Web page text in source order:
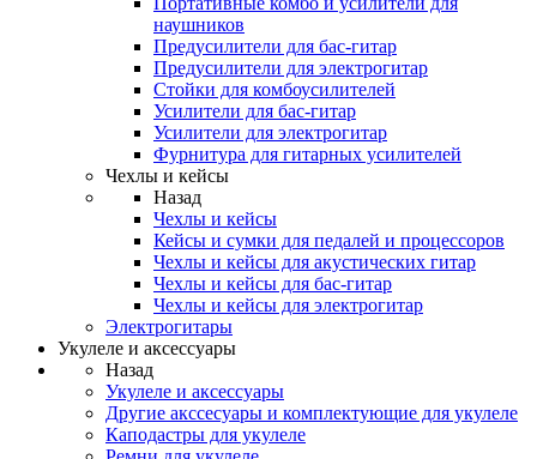
наушников
Предусилители для бас-гитар
Предусилители для электрогитар
Стойки для комбоусилителей
Усилители для бас-гитар
Усилители для электрогитар
Фурнитура для гитарных усилителей
Чехлы и кейсы
Назад
Чехлы и кейсы
Кейсы и сумки для педалей и процессоров
Чехлы и кейсы для акустических гитар
Чехлы и кейсы для бас-гитар
Чехлы и кейсы для электрогитар
Электрогитары
Укулеле и аксессуары
Назад
Укулеле и аксессуары
Другие акссесуары и комплектующие для укулеле
Каподастры для укулеле